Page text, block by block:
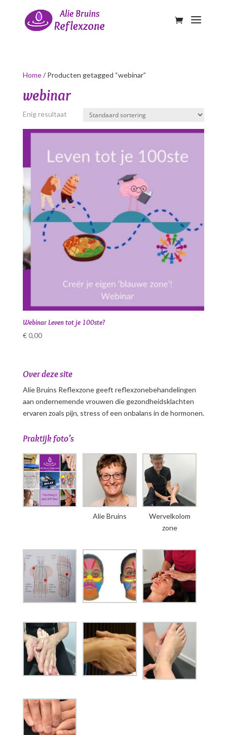
Home/ Producten getagged “webinar”
webinar
Enig resultaat
Webinar Leven tot je 100ste?
€0,00
Over deze site
Alie Bruins Reflexzone geeft reflexzonebehandelingen
aan ondernemende vrouwen die gezondheidsklachten
ervaren zoals pijn, stress of een onbalans in de hormonen.
Praktijk foto’s
Alie Bruins
Wervelkolom
zone